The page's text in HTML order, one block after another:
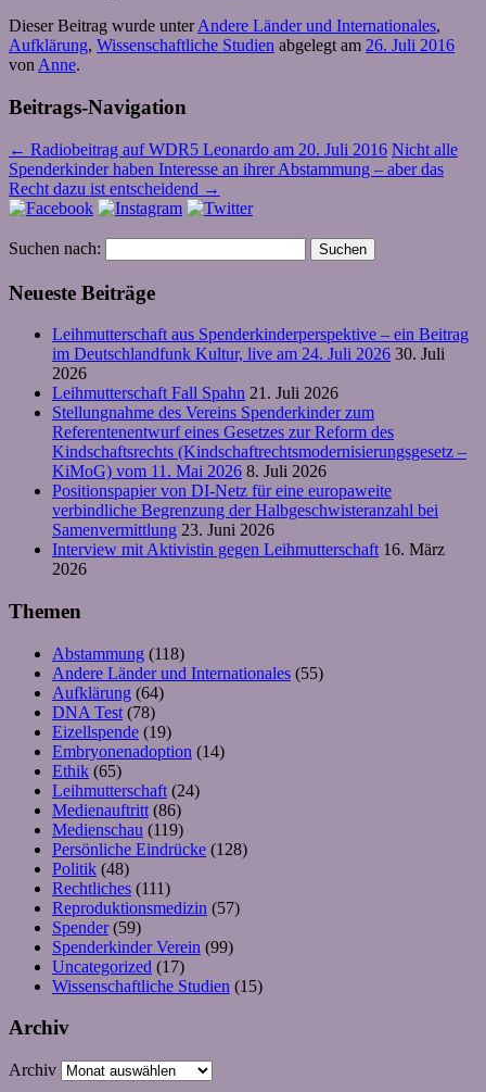
Dieser Beitrag wurde unterAndere Länder und Internationales,
Aufklärung, Wissenschaftliche Studien abgelegt am 26. Juli 2016
von Anne.
Beitrags-Navigation
← Radiobeitrag auf WDR5 Leonardo am 20. Juli 2016 Nicht alle
Spenderkinder haben Interesse an ihrer Abstammung – aber das
Recht dazu ist entscheidend →
Suchen nach:
Neueste Beiträge
Leihmutterschaft aus Spenderkinderperspektive – ein Beitrag
im Deutschlandfunk Kultur, live am 24. Juli 2026 30. Juli
2026
Leihmutterschaft Fall Spahn 21. Juli 2026
Stellungnahme des Vereins Spenderkinder zum
Referentenentwurf eines Gesetzes zur Reform des
Kindschaftsrechts (Kindschaftrechtsmodernisierungsgesetz –
KiMoG) vom 11. Mai 2026 8. Juli 2026
Positionspapier von DI-Netz für eine europaweite
verbindliche Begrenzung der Halbgeschwisteranzahl bei
Samenvermittlung 23. Juni 2026
Interview mit Aktivistin gegen Leihmutterschaft 16. März
2026
Themen
Abstammung (118)
Andere Länder und Internationales (55)
Aufklärung (64)
DNA Test (78)
Eizellspende (19)
Embryonenadoption (14)
Ethik (65)
Leihmutterschaft (24)
Medienauftritt (86)
Medienschau (119)
Persönliche Eindrücke (128)
Politik (48)
Rechtliches (111)
Reproduktionsmedizin (57)
Spender(59)
Spenderkinder Verein (99)
Uncategorized (17)
Wissenschaftliche Studien (15)
Archiv
Archiv